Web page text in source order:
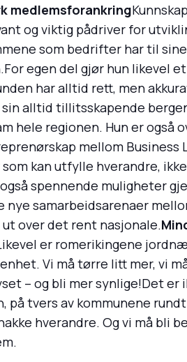
medlemsforankring
og viktig pådriver for
som bedrifter har til
egen del gjør hun likevel
har alltid rett, men
alltid tillitsskapende
hele regionen. Hun er også
mellom
kan utfylle hverandre,
spennende muligheter
nye samarbeidsarenaer
over det rent nasjonale.
er romerikingene
Vi må tørre litt mer, vi
– og bli mer synlige!Det
på tvers av kommunene
hverandre. Og vi må bli